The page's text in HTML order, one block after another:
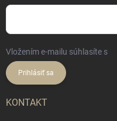
Vložením e-mailu súhlasíte s
Prihlásiť sa
KONTAKT